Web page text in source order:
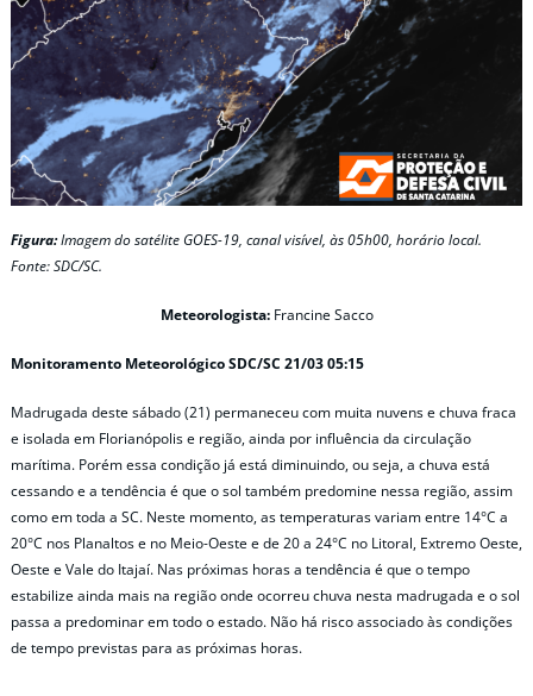
Figura:Imagem do satélite GOES-19, canal visível, às 05h00, horário local.
Fonte: SDC/SC.
Meteorologista: Francine Sacco
Monitoramento Meteorológico SDC/SC 21/03 05:15
Madrugada deste sábado (21) permaneceu com muita nuvens e chuva fraca
e isolada em Florianópolis e região, ainda por influência da circulação
marítima. Porém essa condição já está diminuindo, ou seja, a chuva está
cessando e a tendência é que o sol também predomine nessa região, assim
como em toda a SC. Neste momento, as temperaturas variam entre 14°C a
20°C nos Planaltos e no Meio-Oeste e de 20 a 24°C no Litoral, Extremo Oeste,
Oeste e Vale do Itajaí. Nas próximas horas a tendência é que o tempo
estabilize ainda mais na região onde ocorreu chuva nesta madrugada e o sol
passa a predominar em todo o estado. Não há risco associado às condições
de tempo previstas para as próximas horas.